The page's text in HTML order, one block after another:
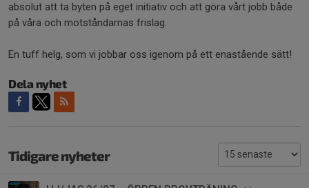
absolut att ta byten på eget initiativ och att göra vårt jobb både
på våra och motståndarnas frislag.
En tuff helg, som vi jobbar oss igenom på ett enastående sätt!
Dela nyhet
Tidigare nyheter